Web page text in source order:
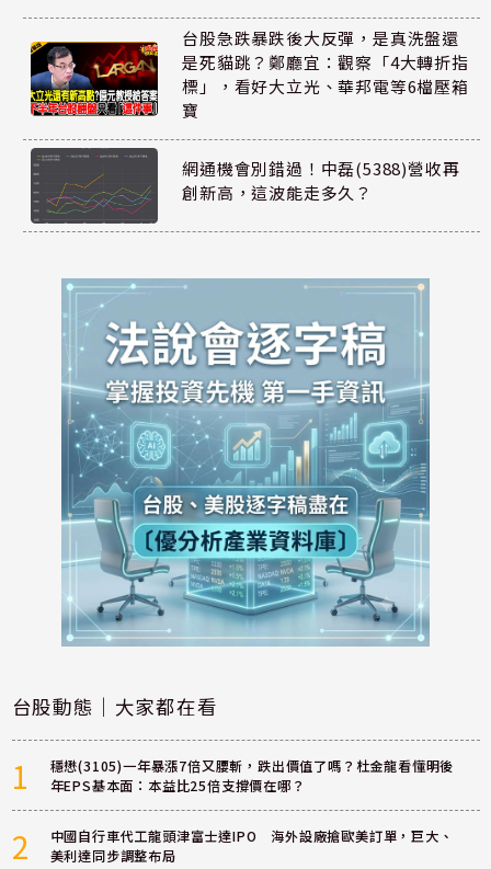
台股急跌暴跌後大反彈，是真洗盤還
是死貓跳？鄭廳宜：觀察「4大轉折指
標」，看好大立光、華邦電等6檔壓箱
寶
網通機會別錯過！中磊(5388)營收再
創新高，這波能走多久？
台股動態｜大家都在看
1
穩懋(3105)一年暴漲7倍又腰斬，跌出價值了嗎？杜金龍看懂明後
年EPS基本面：本益比25倍支撐價在哪？
2
中國自行車代工龍頭津富士達IPO 海外設廠搶歐美訂單，巨大、
美利達同步調整布局